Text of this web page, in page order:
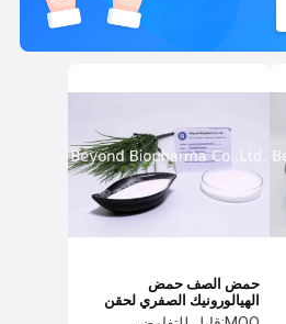
حمض الصف حمض
الهيالورونيك الصفري لحقن
حمض الهيالورونيك